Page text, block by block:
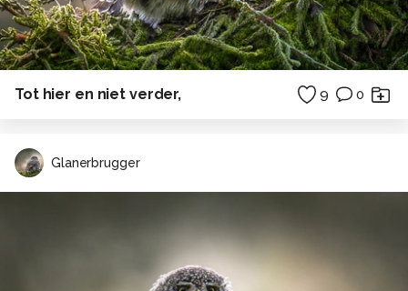
Tot hier en niet verder, 9 0
Glanerbrugger